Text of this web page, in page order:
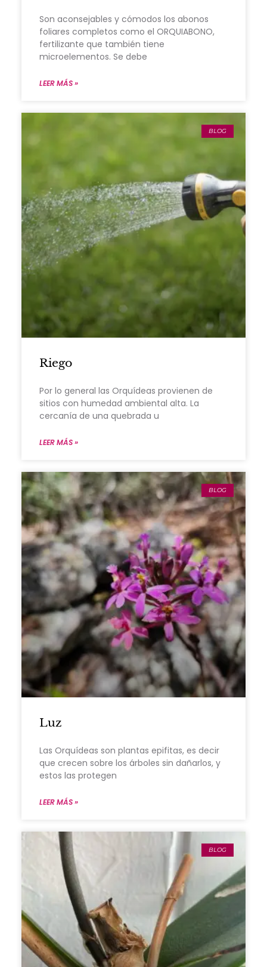
Son aconsejables y cómodos los abonos
foliares completos como el ORQUIABONO,
fertilizante que también tiene
microelementos. Se debe
LEER MÁS »
BLOG
Riego
Por lo general las Orquídeas provienen de
sitios con humedad ambiental alta. La
cercanía de una quebrada u
LEER MÁS »
BLOG
Luz
Las Orquídeas son plantas epifitas, es decir
que crecen sobre los árboles sin dañarlos, y
estos las protegen
LEER MÁS »
BLOG